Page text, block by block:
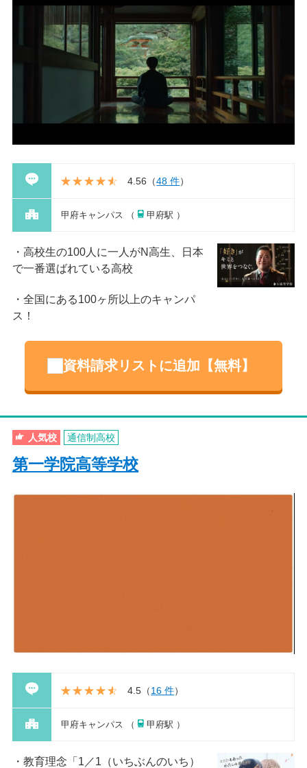
4.56 （48 件）
甲府キャンパス （ 甲府駅 ）
高校生の100人に一人がN高生、日本
で一番選ばれている高校
全国にある100ヶ所以上のキャンパ
ス！
資料請求リストに追加【無料】
人気校 通信制高校
第一学院高等学校
4.5 （16 件）
甲府キャンパス （ 甲府駅 ）
教育理念「1／1（いちぶんのいち）